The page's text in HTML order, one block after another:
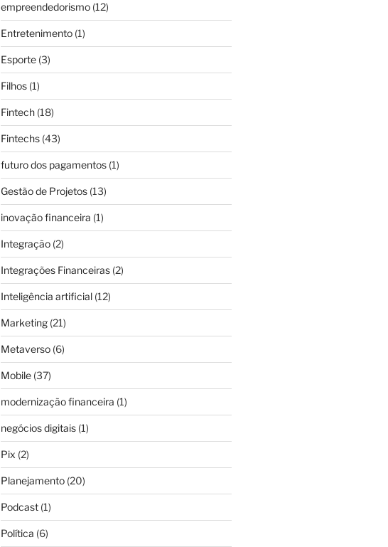
empreendedorismo(12)
Entretenimento(1)
Esporte(3)
Filhos(1)
Fintech(18)
Fintechs(43)
futuro dos pagamentos(1)
Gestão de Projetos(13)
inovação financeira (1)
Integração(2)
Integrações Financeiras(2)
Inteligência artificial(12)
Marketing(21)
Metaverso(6)
Mobile(37)
modernização financeira (1)
negócios digitais(1)
Pix (2)
Planejamento(20)
Podcast(1)
Política (6)